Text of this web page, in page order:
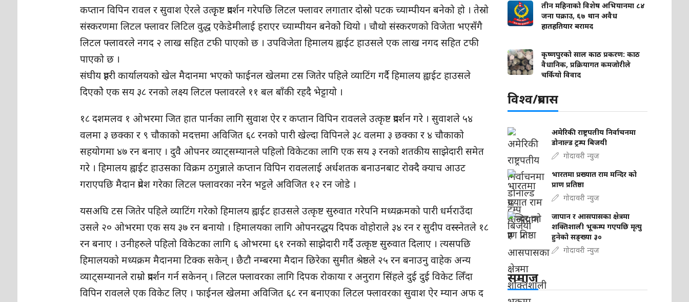
कप्तान विपिन रावल र सुवाश ऐरले उत्कृृष्ट प्रदर्शन गरेपछि लिटल फ्लावर लगातार दोस्रो पटक च्याम्पीयन बनेको हो । तेस्रो
संस्करणमा लिटल फ्लावर लिटिल वुद्ध एकेडेमीलाई हराएर च्याम्पीयन बनेकोे थियो । चौथो संस्करणको विजेता भएसँगै
लिटल फ्लावरले नगद २ लाख सहित टफी पाएको छ । उपविजेता हिमालय ह्वाईट हाउसले एक लाख नगद सहित टफी
पाएको छ ।
संघीय प्रहरी कार्यालयको खेल मैदानमा भएको फाईनल खेलमा टस जितेर पहिले व्याटिंग गर्दै हिमालय ह्वाईट हाउसले
दिएकोे एक सय ३८ रनको लक्ष्य लिटल फ्लावरले ११ बल बाँकी रहदै भेट्टायो ।
१८ दशमलव १ ओभरमा जित हात पार्नका लागि सुवाश ऐर र कप्तान विपिन रावलले उत्कृष्ट प्रदर्शन गरे । सुवाशले ५४
वलमा ३ छक्का र ९ चौकाको मदत्तमा अविजित ६८ रनको पारी खेल्दा विपिनले ३८ वलमा ३ छक्का र ४ चौकाको
सहयोगमा ४७ रन बनाए । दुवै ओपनर व्याट्सम्यानले पहिलो विकेटका लागि एक सय ३ रनको शतकीय साझेदारी समेत
गरे । हिमालय ह्वाईट हाउसका विक्रम ठगुन्नाले कप्तान विपिन रावललाई अर्धशतक बनाउनबाट रोक्दै क्याच आउट
गराएपछि मैदान प्रवेश गरेका लिटल फ्लावरका नरेन भट्टले अविजित १२ रन जोडे ।
यसअघि टस जितेर पहिले व्याटिंग गरेको हिमालय ह्वाईट हाउसले उत्कृष्ट सुरुवात गरेपनि मध्यक्रमको पारी धर्मराउँदा
उसले २० ओभरमा एक सय ३७ रन बनायो । हिमालयका लागि ओपनरद्धय दिपक वोहोराले ३४ रन र सुदीप वस्स्नेतले १८
रन बनाए । उनीहरुले पहिलो विकेटका लागि ६ ओभरमा ६१ रनको साझेदारी गर्दै उत्कृष्ट सुरुवात दिलाए । त्यसपछि
हिमालयको मध्यक्रम मैदानमा टिक्क सकेन् । छैटौ नम्बरमा मैदान छिरेका सुमीत श्रेष्ठले २५ रन बनाउनु वाहेक अन्य
व्याट्सम्यानले राम्रो प्रदर्शन गर्न सकेनन् । लिटल फ्लावरका लागि दिपक रोकाया र अनुराग सिंहले दुई दुई विकेट लिँदा
विपिन रावलले एक विकेट लिए । फाईनल खेलमा अविजित ६८ रन बनाएका लिटल फ्लावरका सुवाश ऐर म्यान अफ द
तीन महिनाको विशेष अभियानमा ८४
जना पक्राउ, ६७ थान अवैध
हातहतियार बरामद
कृष्णपुरको साल काठ प्रकरण: काठ
वैधानिक, प्रक्रियागत कमजोरीले
चर्कियो विवाद
विश्व/प्रबास
अमेरिकी राष्ट्रपतीय निर्वाचनमा
डोनाल्ड ट्रम्प बिजयी
गोदावरी न्युज
भारतमा प्रख्यात राम मन्दिर को
प्राण प्रतिष्ठा
गोदावरी न्युज
जापान र आसपासका क्षेत्रमा
शक्तिशाली भूकम्प गएपछि मृत्यु
हुनेको सङ्ख्या ३०
गोदावरी न्युज
समाज